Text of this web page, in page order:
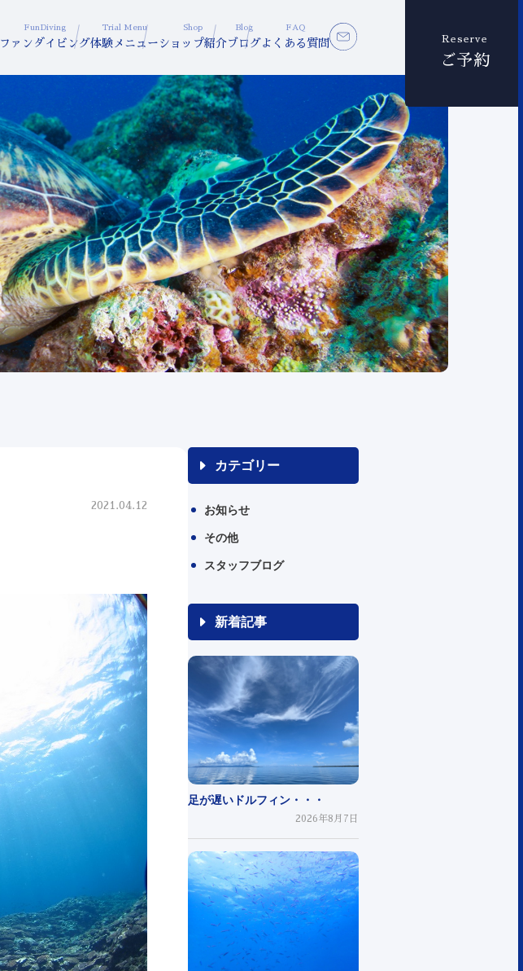
FunDiving
ファンダイビング
Trial Menu
体験メニュー
Shop
ショップ紹介
Blog
ブログ
FAQ
よくある質問 Reserve
ご予約
2021.04.12
カテゴリー
お知らせ
その他
スタッフブログ
新着記事
足が遅いドルフィン・・・
2026年8月7日